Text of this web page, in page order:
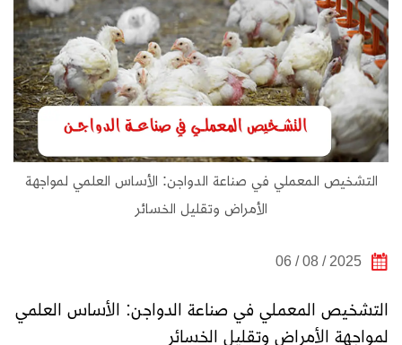
التشخيص المعملي في صناعة الدواجن: الأساس العلمي لمواجهة
الأمراض وتقليل الخسائر
2025 / 08 / 06
التشخيص المعملي في صناعة الدواجن: الأساس العلمي
لمواجهة الأمراض وتقليل الخسائر